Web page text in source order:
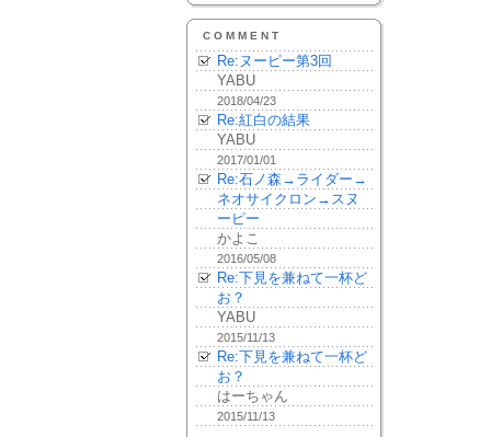
COMMENT
Re:ヌーピー第3回
YABU
2018/04/23
Re:紅白の結果
YABU
2017/01/01
Re:石ノ森→ライダー→
ネオサイクロン→スヌ
ーピー
かよこ
2016/05/08
Re:下見を兼ねて一杯ど
お？
YABU
2015/11/13
Re:下見を兼ねて一杯ど
お？
はーちゃん
2015/11/13